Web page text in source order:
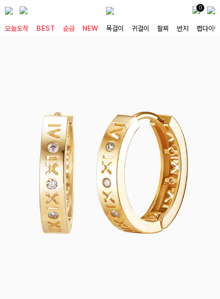
0
오늘도착 BEST 순금 NEW 목걸이 귀걸이 팔찌 반지 랩다이아